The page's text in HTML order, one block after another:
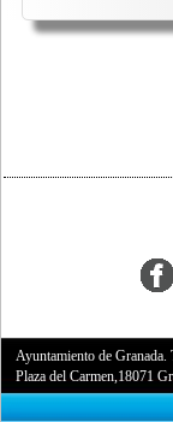
Ayuntamiento de Granada.
Plaza del Carmen,18071